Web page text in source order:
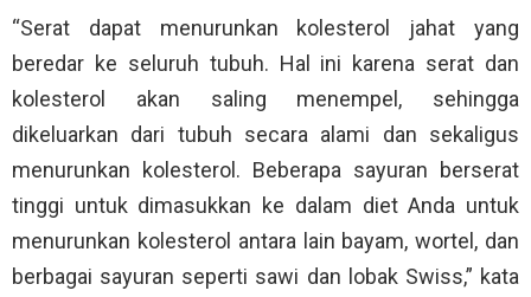
“Serat dapat menurunkan kolesterol jahat yang
beredar ke seluruh tubuh. Hal ini karena serat dan
kolesterol akan saling menempel, sehingga
dikeluarkan dari tubuh secara alami dan sekaligus
menurunkan kolesterol. Beberapa sayuran berserat
tinggi untuk dimasukkan ke dalam diet Anda untuk
menurunkan kolesterol antara lain bayam, wortel, dan
berbagai sayuran seperti sawi dan lobak Swiss,” kata